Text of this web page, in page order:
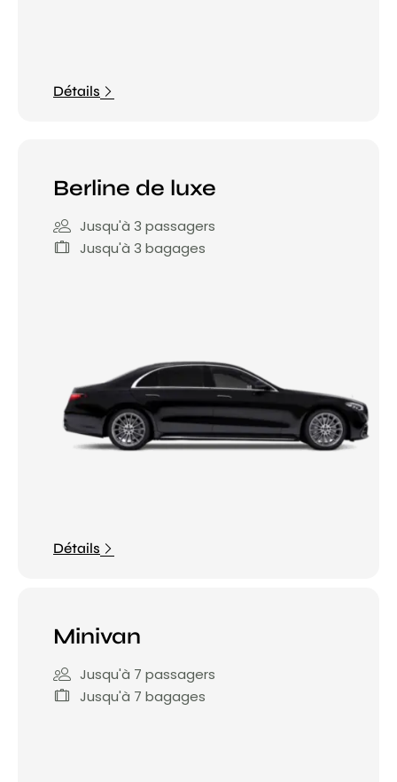
Détails
Berline de luxe
Jusqu'à 3 passagers
Jusqu'à 3 bagages
Détails
Minivan
Jusqu'à 7 passagers
Jusqu'à 7 bagages